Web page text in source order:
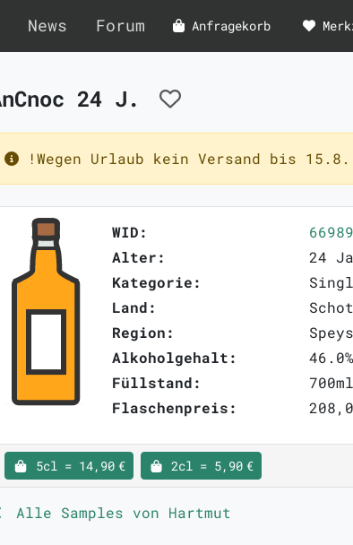
News Forum Anfragekorb
24 J.
!Wegen Urlaub kein Versand bis
WID:
66989
Alter:
24
Kategorie:
Land:
Region:
Alkoholgehalt:
Füllstand:
Flaschenpreis:
5cl = 14,90 € 2cl = 5,90 €
Alle Samples von Hartmut